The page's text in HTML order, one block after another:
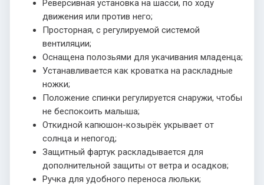
Реверсивная установка на шасси, по ходу
движения или против него;
Просторная, с регулируемой системой
вентиляции;
Оснащена полозьями для укачивания младенца;
Устанавливается как кроватка на раскладные
ножки;
Положение спинки регулируется снаружи, чтобы
не беспокоить малыша;
Откидной капюшон-козырёк укрывает от
солнца и непогод;
Защитный фартук раскладывается для
дополнительной защиты от ветра и осадков;
Ручка для удобного переноса люльки;